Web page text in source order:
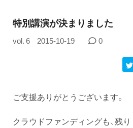
特別講演が決まりました
vol. 6 2015-10-19 0
ご支援ありがとうございます。
クラウドファンディングも、残